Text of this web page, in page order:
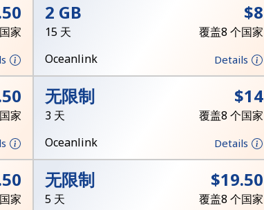
家
2 GB ⁦$8⁩
15 天
覆盖8 个国家
Oceanlink
Details
家
无限制 ⁦$14⁩
3 天
覆盖8 个国家
Oceanlink
Details
家
无限制 ⁦$19.50⁩
5 天
覆盖8 个国家